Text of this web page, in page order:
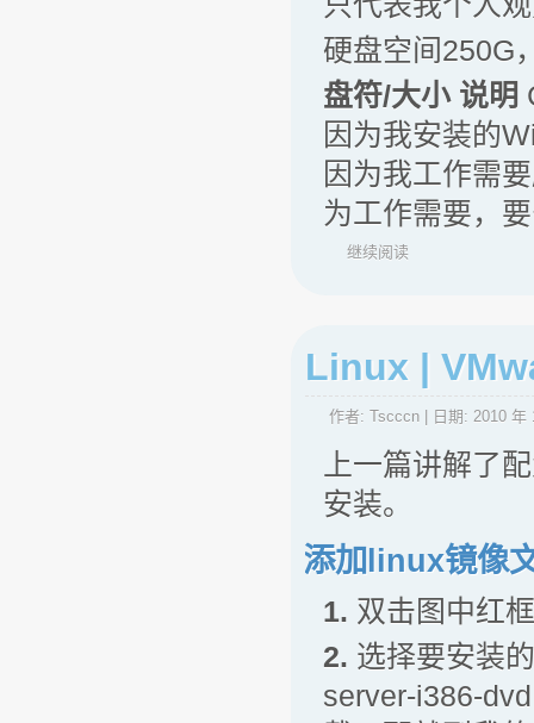
硬盘空间250G
盘符/大小 说明
因为我安装的
因为我工作需
为工作需要，
继续阅读
Linux |
作者: Tscccn | 日期: 2010 年
上一篇讲解了
安装。
添加linux镜像
1. 双击图中红
2. 选择要安装
server-i386-